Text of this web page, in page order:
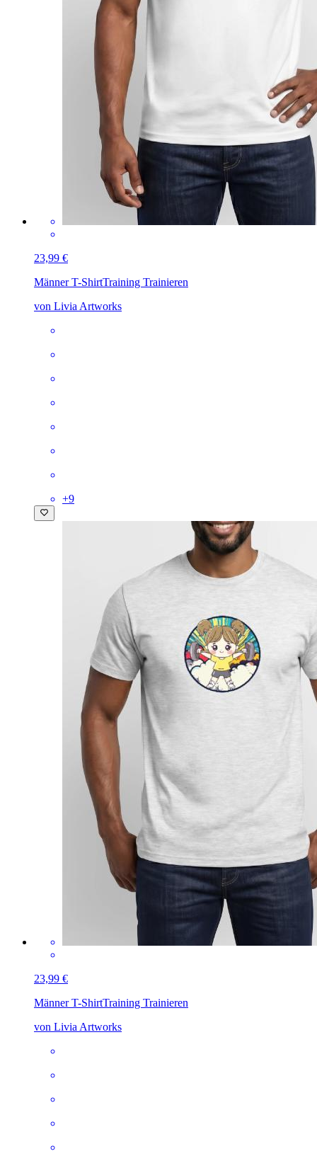
23,99 €
Männer T-ShirtTraining Trainieren
von Livia Artworks
+9
23,99 €
Männer T-ShirtTraining Trainieren
von Livia Artworks